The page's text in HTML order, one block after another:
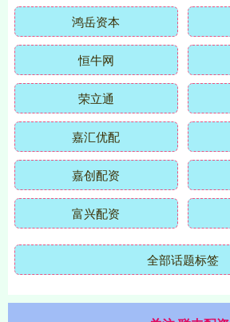
鸿岳资本
恒牛网
荣立通
嘉汇优配
嘉创配资
富兴配资
全部话题标签